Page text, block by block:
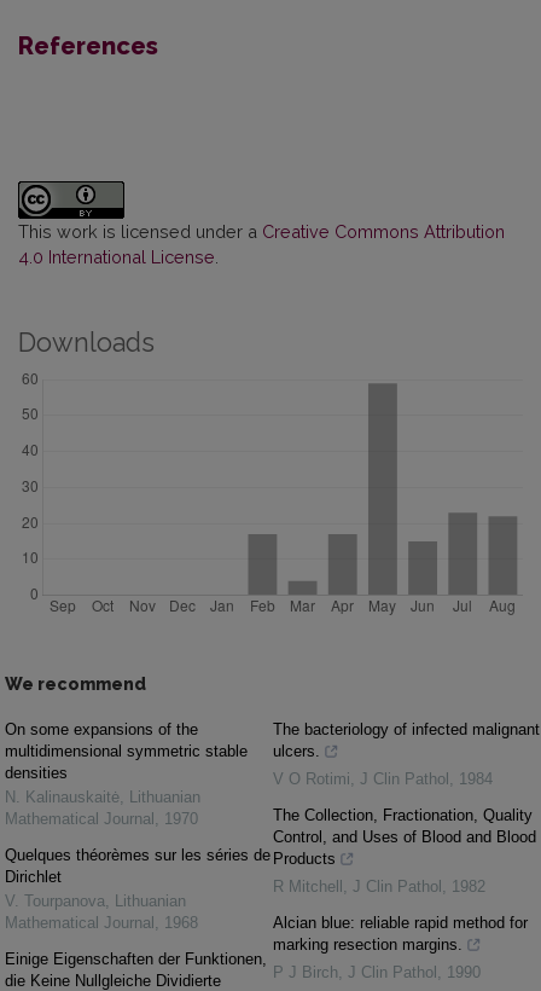
References
This work is licensed under a Creative Commons Attribution
4.0 International License
Downloads
We recommend
On some expansions of the
multidimensional symmetric stable
densities
N. Kalinauskaitė Lithuanian
Mathematical Journal
1970
Quelques théorèmes sur les séries de
Dirichlet
V. Tourpanova
Lithuanian
Mathematical Journal
1968
Einige Eigenschaften der Funktionen,
die Keine Nullgleiche Dividierte
The bacteriology of infected malignant
ulcers.
V O Rotimi J Clin Pathol
1984
The Collection, Fractionation, Quality
Control, and Uses of Blood and Blood
Products
R Mitchell J Clin Pathol
1982
Alcian blue: reliable rapid method for
marking resection margins.
P J Birch J Clin Pathol
1990